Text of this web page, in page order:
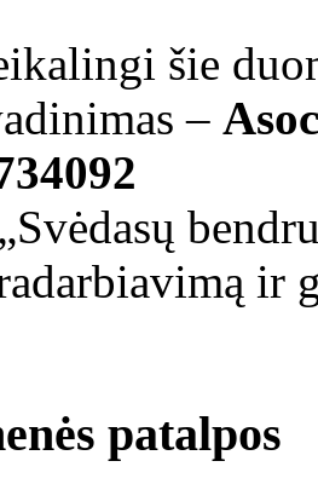
šie
–
ir
patalpos